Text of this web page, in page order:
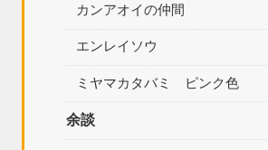
カンアオイの仲間
エンレイソウ
ミヤマカタバミ ピンク色
余談